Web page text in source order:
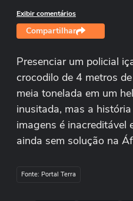
Exibir comentários
Compartilhar
Presenciar um policial
crocodilo de 4 metros
meia tonelada em um
inusitada, mas a
imagens é inacreditável
ainda sem solução na
Fonte: Portal Terra